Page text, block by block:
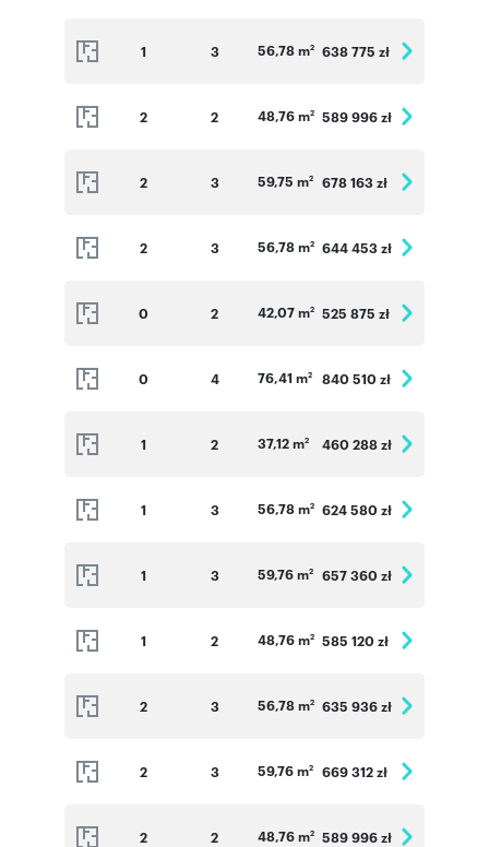
1 3 56,78 m2 638 775 zł
2 2 48,76 m2 589 996 zł
2 3 59,75 m2 678 163 zł
2 3 56,78 m2 644 453 zł
0 2 42,07 m2 525 875 zł
0 4 76,41 m2 840 510 zł
1 2 37,12 m2 460 288 zł
1 3 56,78 m2 624 580 zł
1 3 59,76 m2 657 360 zł
1 2 48,76 m2 585 120 zł
2 3 56,78 m2 635 936 zł
2 3 59,76 m2 669 312 zł
2 2 48,76 m2 589 996 zł